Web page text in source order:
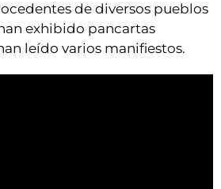
de diversos pueblos
exhibido pancartas
leído varios manifiestos.